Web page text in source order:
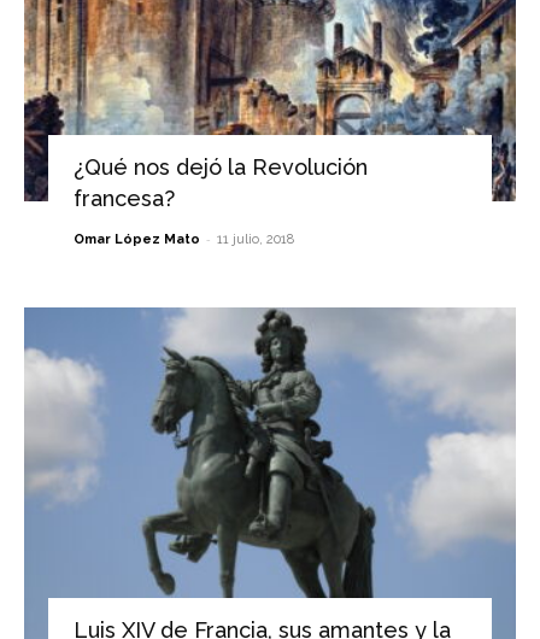
¿Qué nos dejó la Revolución
francesa?
Omar López Mato - 11 julio, 2018
Luis XIV de Francia, sus amantes y la